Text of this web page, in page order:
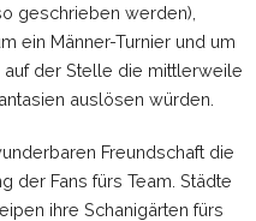
geschrieben werden),
ein Männer-Turnier und um
auf der Stelle die mittlerweile
auslösen würden.
Freundschaft die
der Fans fürs Team. Städte
ihre Schanigärten fürs